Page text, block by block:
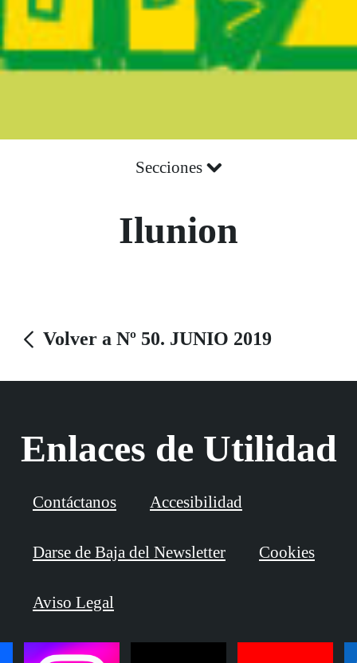
Secciones
Ilunion
Volver a Nº 50. JUNIO 2019
Enlaces de Utilidad
Contáctanos Accesibilidad
Darse de Baja del Newsletter Cookies
Aviso Legal